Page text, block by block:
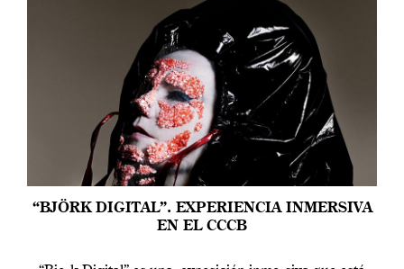
“BJÖRK DIGITAL”. EXPERIENCIA INMERSIVA
EN EL CCCB